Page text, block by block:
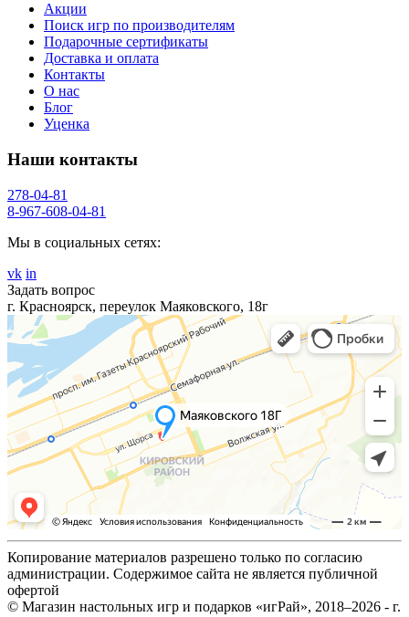
Акции
Поиск игр по производителям
Подарочные сертификаты
Доставка и оплата
Контакты
О нас
Блог
Уценка
Наши контакты
278-04-81
8-967-608-04-81
Мы в социальных сетях:
vk in
Задать вопрос
г. Красноярск, переулок Маяковского, 18г
Копирование материалов разрешено только по согласию
администрации. Содержимое сайта не является публичной
офертой
© Магазин настольных игр и подарков «игРай», 2018–2026 - г.